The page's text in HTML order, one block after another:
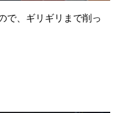
で、ギリギリまで削っ